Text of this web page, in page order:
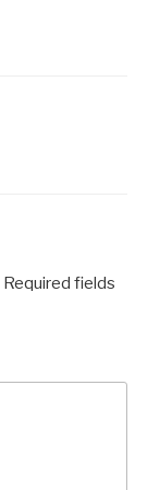
Required fields